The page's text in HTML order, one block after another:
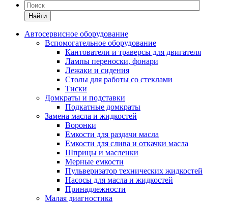
Найти
Автосервисное оборудование
Вспомогательное оборудование
Кантователи и траверсы для двигателя
Лампы переноски, фонари
Лежаки и сидения
Столы для работы со стеклами
Тиски
Домкраты и подставки
Подкатные домкраты
Замена масла и жидкостей
Воронки
Емкости для раздачи масла
Емкости для слива и откачки масла
Шприцы и масленки
Мерные емкости
Пульверизатор технических жидкостей
Насосы для масла и жидкостей
Принадлежности
Малая диагностика